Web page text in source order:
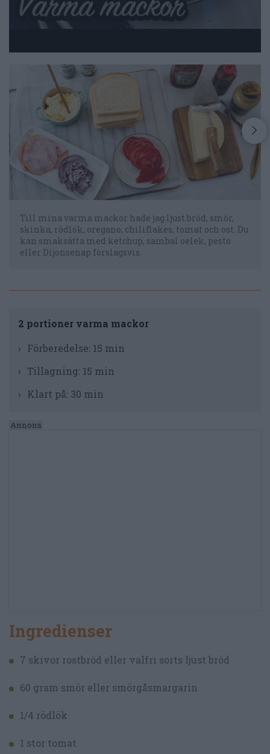
Till mina varma mackor hade jag ljust bröd, smör,
skinka, rödlök, oregano, chiliflakes, tomat och ost. Du
kan smaksätta med ketchup, sambal oelek, pesto
eller Dijonsenap förslagsvis.
2 portioner varma mackor
Förberedelse: 15 min
Tillagning: 15 min
Klart på: 30 min
Ingredienser
7 skivor rostbröd eller valfri sorts ljust bröd
60 gram smör eller smörgåsmargarin
1/4 rödlök
1 stor tomat